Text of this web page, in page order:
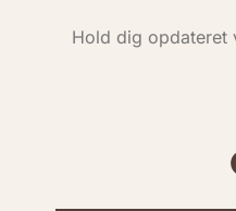
Hold dig opdateret